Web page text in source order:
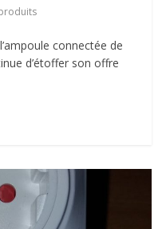
connectée de
d’étoffer son offre